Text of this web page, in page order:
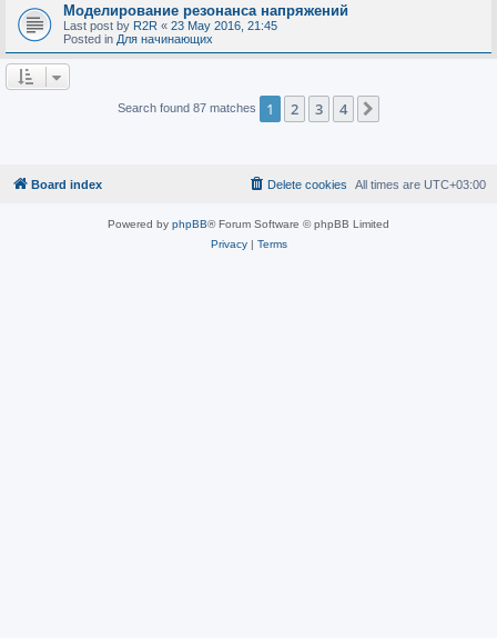
Моделирование резонанса напряжений
Last post by R2R « 23 May 2016, 21:45
Posted in Для начинающих
Search found 87 matches 1 2 3 4
Board index All times are UTC+03:00
Delete cookies
Powered by phpBB® Forum Software © phpBB Limited
Privacy| Terms